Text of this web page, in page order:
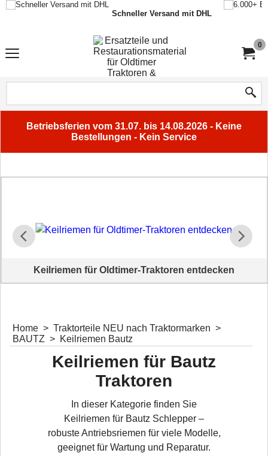
Schneller Versand mit DHL
0
Betriebsferien vom 31.07. bis 14.08.2026 - Keine
Bestellungen - Kein Service
Keilriemen für Oldtimer-Traktoren entdecken
Home > Traktorteile NEU nach Traktormarken >
BAUTZ > Keilriemen Bautz
Keilriemen für Bautz
Traktoren
In dieser Kategorie finden Sie
Keilriemen für Bautz Schlepper –
robuste Antriebsriemen für viele Modelle,
geeignet für Wartung und Reparatur.